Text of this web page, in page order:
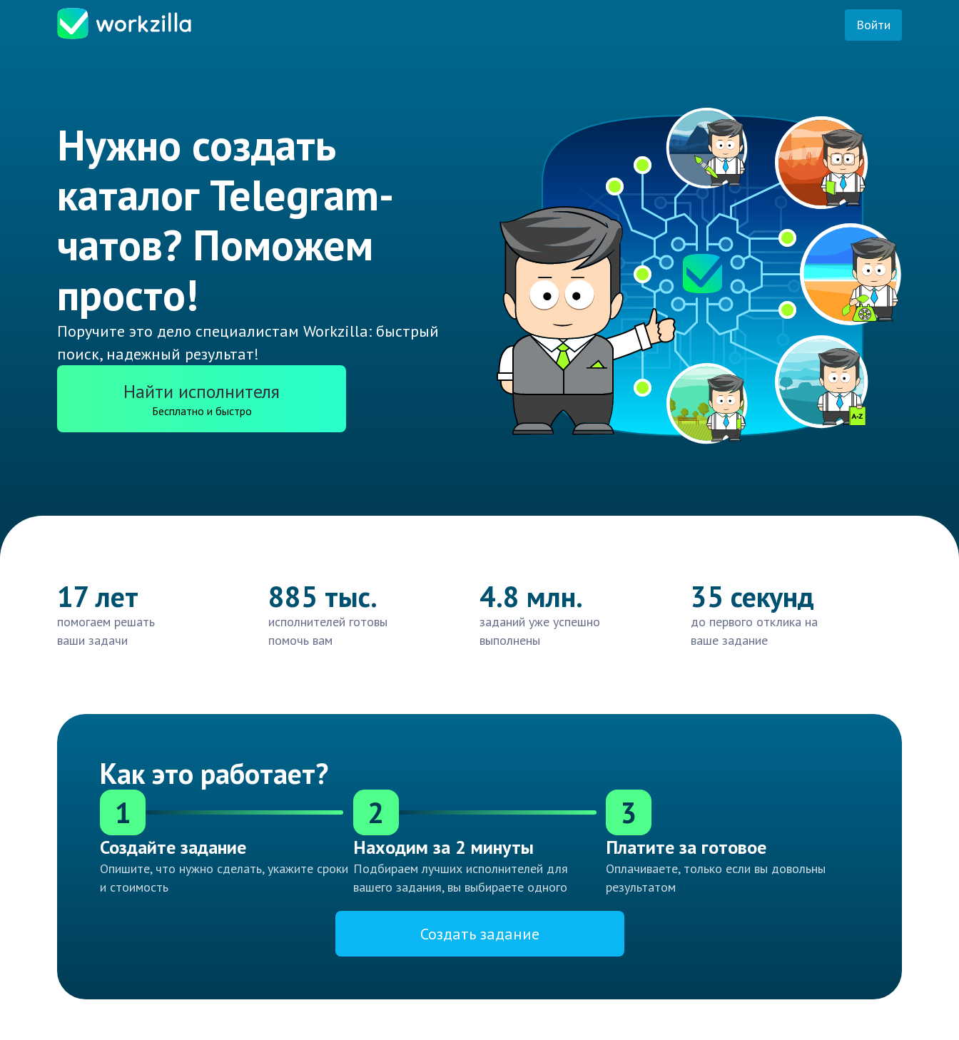
Войти
Нужно создать
каталог Telegram-
чатов? Поможем
просто!
Поручите это дело специалистам Workzilla: быстрый
поиск, надежный результат!
Найти исполнителя
Бесплатно и быстро
17 лет
помогаем решать
ваши задачи
885 тыс.
исполнителей готовы
помочь вам
4.8 млн.
заданий уже успешно
выполнены
35 секунд
до первого отклика на
ваше задание
Как это работает?
1
Создайте задание
Опишите, что нужно сделать, укажите сроки
и стоимость
2
Находим за 2 минуты
Подбираем лучших исполнителей для
вашего задания, вы выбираете одного
3
Платите за готовое
Оплачиваете, только если вы довольны
результатом
Создать задание